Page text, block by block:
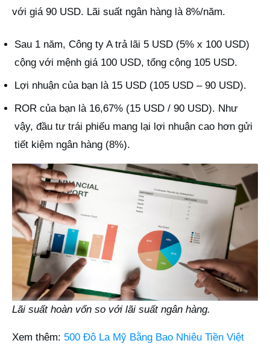
với giá 90 USD. Lãi suất ngân hàng là 8%/năm.
Sau 1 năm, Công ty A trả lãi 5 USD (5% x 100 USD)
cộng với mệnh giá 100 USD, tổng cộng 105 USD.
Lợi nhuận của bạn là 15 USD (105 USD – 90 USD).
ROR của bạn là 16,67% (15 USD / 90 USD). Như
vậy, đầu tư trái phiếu mang lại lợi nhuận cao hơn gửi
tiết kiệm ngân hàng (8%).
Lãi suất hoàn vốn so với lãi suất ngân hàng.
Xem thêm: 500 Đô La Mỹ Bằng Bao Nhiêu Tiền Việt